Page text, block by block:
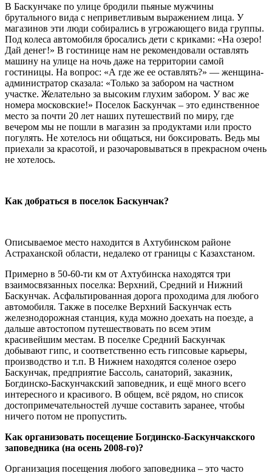
В Баскунчаке по улице бродили пьяные мужчины
брутального вида с неприветливым выражением лица. У
магазинов эти люди собирались в угрожающего вида группы.
Под колеса автомобиля бросались дети с криками: «На озеро!
Дай денег!» В гостинице нам не рекомендовали оставлять
машину на улице на ночь даже на территории самой
гостиницы. На вопрос: «А где же ее оставлять?» — женщина-
администратор сказала: «Только за забором на частном
участке. Желательно за высоким глухим забором. У вас же
номера московские!» Поселок Баскунчак – это единственное
место за почти 20 лет наших путешествий по миру, где
вечером мы не пошли в магазин за продуктами или просто
погулять. Не хотелось ни общаться, ни боксировать. Ведь мы
приехали за красотой, и разочаровываться в прекрасном очень
не хотелось.
Как добраться в поселок Баскунчак?
Описываемое место находится в Ахтубинском районе
Астраханской области, недалеко от границы с Казахстаном.
Примерно в 50-60-ти км от Ахтубинска находятся три
взаимосвязанных поселка: Верхний, Средний и Нижний
Баскунчак. Асфальтированная дорога проходима для любого
автомобиля. Также в поселке Верхний Баскунчак есть
железнодорожная станция, куда можно доехать на поезде, а
дальше автостопом путешествовать по всем этим
красивейшим местам. В поселке Средний Баскунчак
добывают гипс, и соответственно есть гипсовые карьеры,
производство и т.п. В Нижнем находятся соленое озеро
Баскунчак, предприятие Бассоль, санаторий, заказник,
Богдинско-Баскунчакский заповедник, и ещё много всего
интересного и красивого. В общем, всё рядом, но список
достопримечательностей лучше составить заранее, чтобы
ничего потом не пропустить.
Как организовать посещение Богдинско-Баскунчакского
заповедника (на осень 2008-го)?
Организация посещения любого заповедника – это часто